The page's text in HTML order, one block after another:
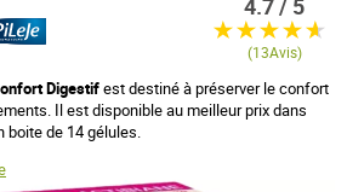
Digestifest destiné à préserver le confort
Il est disponible au meilleur prix dans
boite de 14 gélules.
4.7 / 5
(13Avis)